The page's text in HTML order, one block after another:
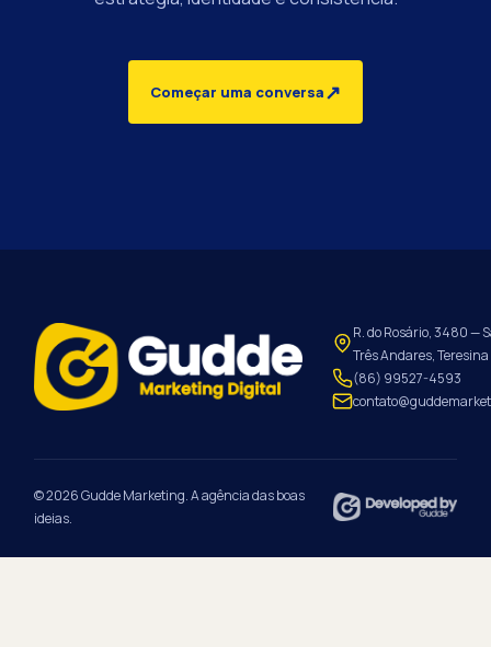
Começar uma conversa↗
R. do Rosário, 3480 —
Três Andares,
(86) 99527-4593
© 2026 Gudde Marketing. A agência das boas
ideias.